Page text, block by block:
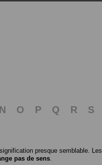
N O P Q R S
presque semblable. Les
pas de sens